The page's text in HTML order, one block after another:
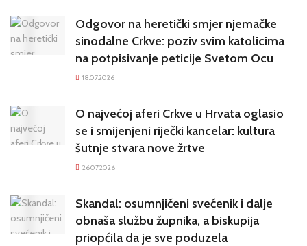
Odgovor na heretički smjer njemačke
sinodalne Crkve: poziv svim katolicima
na potpisivanje peticije Svetom Ocu
18.07.2026
O najvećoj aferi Crkve u Hrvata oglasio
se i smijenjeni riječki kancelar: kultura
šutnje stvara nove žrtve
26.07.2026
Skandal: osumnjičeni svećenik i dalje
obnaša službu župnika, a biskupija
priopćila da je sve poduzela